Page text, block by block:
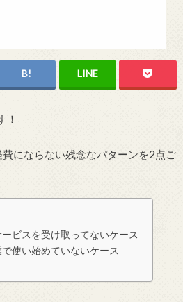
！
にならない残念なパターンを2点ご
ビスを受け取ってないケース
使い始めていないケース